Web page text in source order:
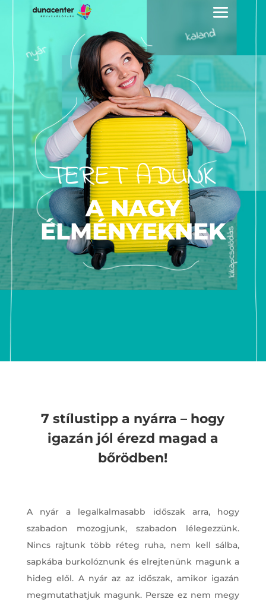
TERET ADUNK
A NAGY
ÉLMÉNYEKNEK
7 stílustipp a nyárra – hogy
igazán jól érezd magad a
bőrödben!
A nyár a legalkalmasabb időszak arra, hogy
szabadon mozogjunk, szabadon lélegezzünk.
Nincs rajtunk több réteg ruha, nem kell sálba,
sapkába burkolóznunk és elrejtenünk magunk a
hideg elől. A nyár az az időszak, amikor igazán
megmutathatjuk magunk. Persze ez nem megy